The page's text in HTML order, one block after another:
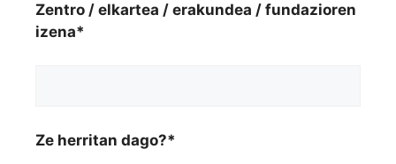
Zentro / elkartea / erakundea / fundazioren
izena*
Ze herritan dago?*